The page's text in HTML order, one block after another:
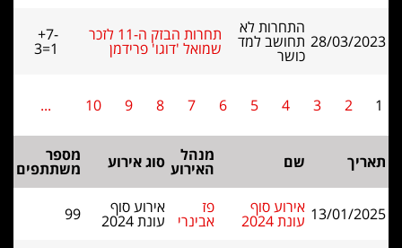
28/03/2023
התחרות לא
תחושב למד
כושר
תחרות הבזק ה-11 לזכר
שמואל 'דוגו' פרידמן
+7-
3=1
1
2
3
4
5
6
7
8
9
10
...
תאריך שם מנהל
האירוע סוג אירוע מספר
משתתפים
13/01/2025 אירוע סוף
עונת 2024
פז
אבינרי
אירוע סוף
עונת 2024 99